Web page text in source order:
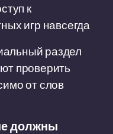
к
игр навсегда
раздел
проверить
от слов
должны